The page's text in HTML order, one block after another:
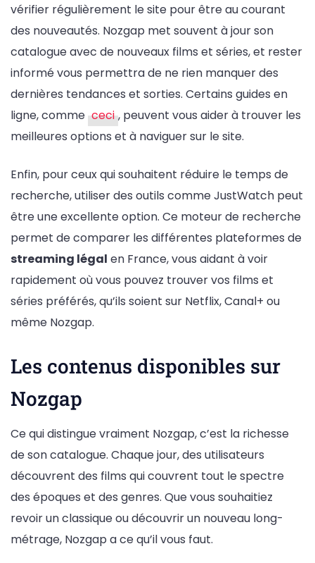
vérifier régulièrement le site pour être au courant
des nouveautés. Nozgap met souvent à jour son
catalogue avec de nouveaux films et séries, et rester
informé vous permettra de ne rien manquer des
dernières tendances et sorties. Certains guides en
ligne, comme ceci , peuvent vous aider à trouver les
meilleures options et à naviguer sur le site.
Enfin, pour ceux qui souhaitent réduire le temps de
recherche, utiliser des outils comme JustWatch peut
être une excellente option. Ce moteur de recherche
permet de comparer les différentes plateformes de
streaming légal en France, vous aidant à voir
rapidement où vous pouvez trouver vos films et
séries préférés, qu’ils soient sur Netflix, Canal+ ou
même Nozgap.
Les contenus disponibles sur
Nozgap
Ce qui distingue vraiment Nozgap, c’est la richesse
de son catalogue. Chaque jour, des utilisateurs
découvrent des films qui couvrent tout le spectre
des époques et des genres. Que vous souhaitiez
revoir un classique ou découvrir un nouveau long-
métrage, Nozgap a ce qu’il vous faut.